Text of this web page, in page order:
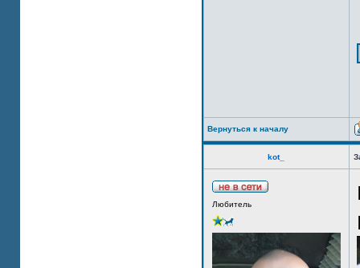
Вернуться к началу
kot_
Любитель